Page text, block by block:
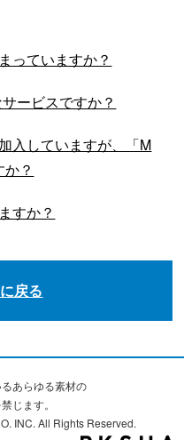
っていますか？
ービスですか？
入していますが、「M
？
すか？
戻る
あらゆる素材の
じます。
INC. All Rights Reserved.